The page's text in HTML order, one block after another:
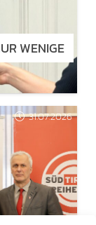
WENIGE
31.07.2026